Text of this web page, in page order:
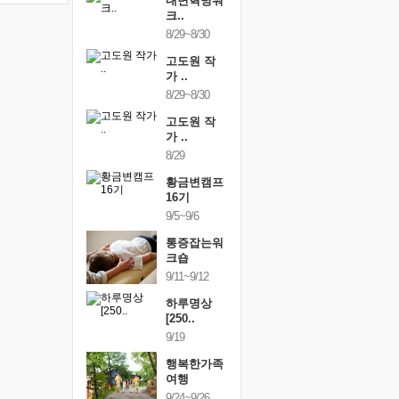
크..
8/29~8/30
고도원 작
가 ..
8/29~8/30
고도원 작
가 ..
8/29
황금변캠프
16기
9/5~9/6
통증잡는워
크숍
9/11~9/12
하루명상
[250..
9/19
행복한가족
여행